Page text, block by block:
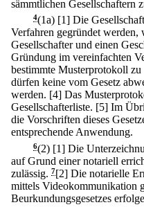
sämmtlichen Gesellschaftern
4(1a) [1] Die
Verfahren gegründet werden,
Gesellschafter und einen
Gründung im vereinfachten
bestimmte Musterprotokoll zu
dürfen keine vom Gesetz
werden. [4] Das
Gesellschafterliste. [5] Im
die Vorschriften dieses
entsprechende Anwendung.
6(2) [1] Die
auf Grund einer notariell
zulässig. 7[2] Die notarielle
mittels Videokommunikation
Beurkundungsgesetzes